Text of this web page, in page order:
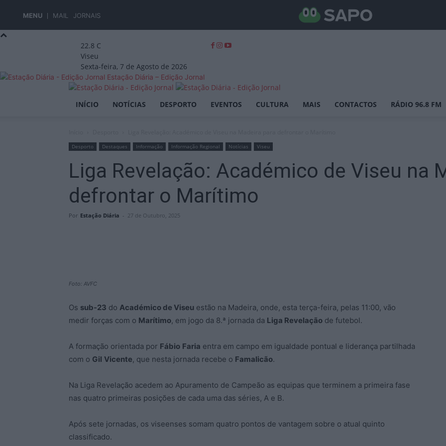
MENU MAIL JORNAIS
22.8 C
Viseu
Sexta-feira, 7 de Agosto de 2026
Estação Diária – Edição Jornal
INÍCIO NOTÍCIAS DESPORTO EVENTOS CULTURA MAIS CONTACTOS RÁDIO 96.8 FM
Desporto Destaques Informação Informação Regional Notícias Viseu
Liga Revelação: Académico de Viseu na
defrontar o Marítimo
Por Estação Diária - 27 de Outubro, 2025
Foto: AVFC
Os sub-23 do Académico de Viseu estão na Madeira, onde, esta terça-feira, pelas 11:00, vão
medir forças com o Marítimo, em jogo da 8.ª jornada da Liga Revelação de futebol.
A formação orientada por Fábio Faria entra em campo em igualdade pontual e liderança partilhada
com o Gil Vicente, que nesta jornada recebe o Famalicão.
Na Liga Revelação acedem ao Apuramento de Campeão as equipas que terminem a primeira fase
nas quatro primeiras posições de cada uma das séries, A e B.
Após sete jornadas, os viseenses somam quatro pontos de vantagem sobre o atual quinto
classificado.